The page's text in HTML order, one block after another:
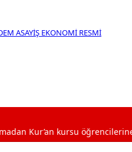
ASAYİŞ EKONOMİ RESMİ
öğrencilerine trafik eğitimi